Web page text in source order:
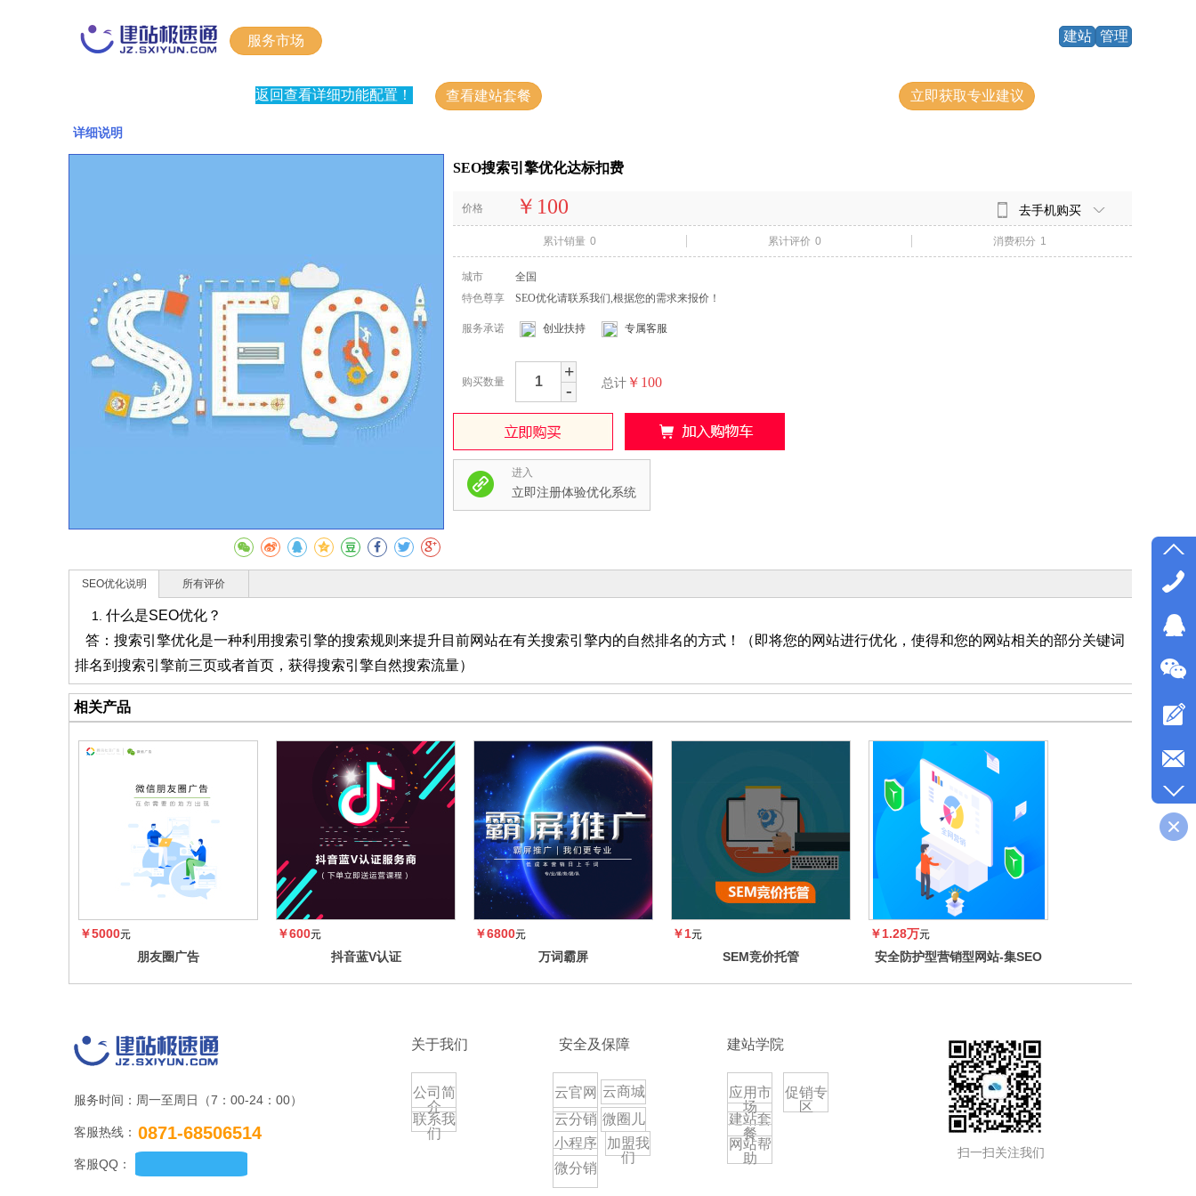
服务市场 建站 管理
返回查看详细功能配置！ 查看建站套餐 立即获取专业建议
详细说明
SEO搜索引擎优化达标扣费
去手机购买
价格 ￥100
累计销量 0 累计评价 0 消费积分 1
城市
全国
特色尊享
SEO优化请联系我们,根据您的需求来报价！
服务承诺 创业扶持 专属客服
购买数量 -
+
总计 ￥100
进入
立即注册体验优化系统
收藏
SEO优化说明 所有评价
什么是SEO优化？
答：搜索引擎优化是一种利用搜索引擎的搜索规则来提升目前网站在有关搜索引擎内的自然排名的方式！（即将您的网站进行优化，使得和您的网站相关的部分关键词
排名到搜索引擎前三页或者首页，获得搜索引擎自然搜索流量）
相关产品
￥5000元
朋友圈广告
￥600元
抖音蓝V认证
￥6800元
万词霸屏
￥1元
SEM竞价托管
￥1.28万元
安全防护型营销型网站-集SEO
服务时间：周一至周日（7：00-24：00）
客服热线： 0871-68506514
客服QQ：
扫一扫关注我们
关于我们 安全及保障 建站学院
公司简
介
联系我
们
云官网
云分销
小程序
云商城
微圈儿
加盟我
们
应用市
场
建站套
餐
网站帮
助
促销专
区
微分销